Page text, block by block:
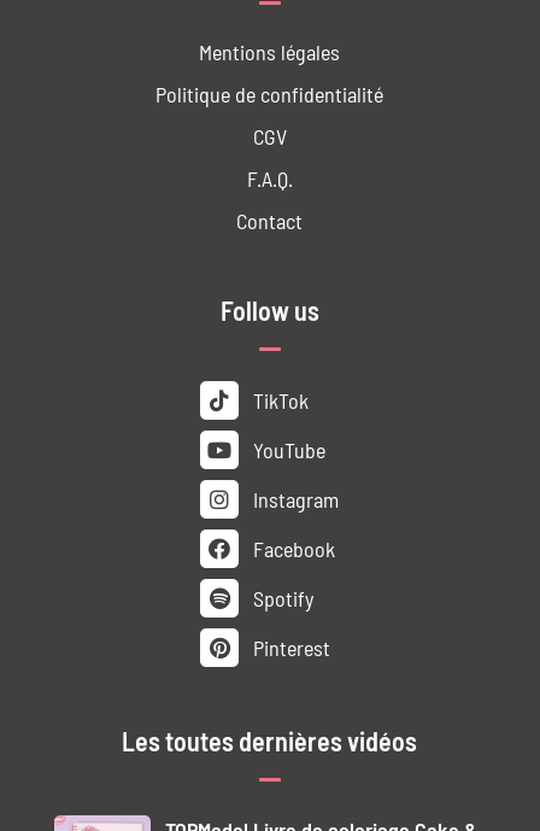
Mentions légales
Politique de confidentialité
CGV
F.A.Q.
Contact
Follow us
TikTok
YouTube
Instagram
Facebook
Spotify
Pinterest
Les toutes dernières vidéos